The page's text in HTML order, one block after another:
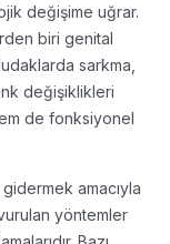
değişime uğrar.
biri genital
sarkma,
değişiklikleri
de fonksiyonel
amacıyla
yöntemler